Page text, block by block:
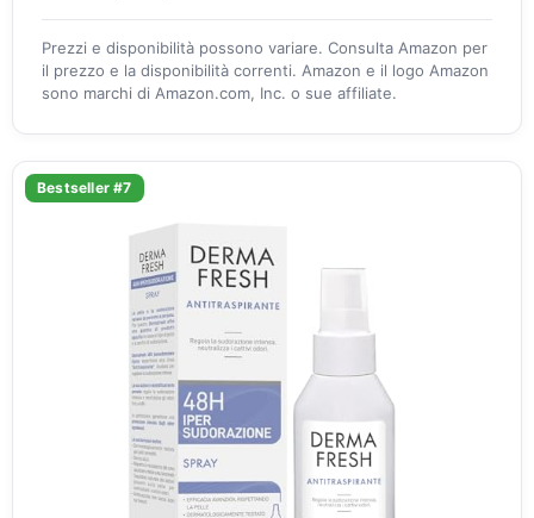
Prezzi e disponibilità possono variare. Consulta Amazon per
il prezzo e la disponibilità correnti. Amazon e il logo Amazon
sono marchi di Amazon.com, Inc. o sue affiliate.
Bestseller #7